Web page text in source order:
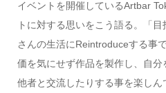
イベントを開催しているArtbar
トに対する思いをこう語る。「
さんの生活にReintroduceする事
価を気にせず作品を製作し、自
他者と交流したりする事を楽し